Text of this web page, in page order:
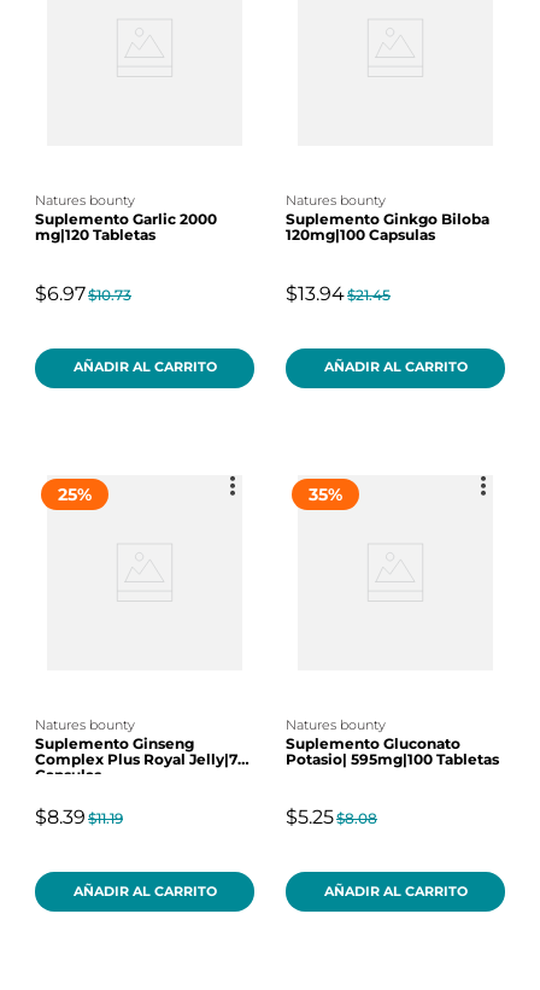
natures bounty
Suplemento Garlic 2000
mg|120 Tabletas
$6.97$10.73
AÑADIR AL CARRITO
natures bounty
Suplemento Ginkgo Biloba
120mg|100 Capsulas
$13.94$21.45
AÑADIR AL CARRITO
25%
natures bounty
Suplemento Ginseng
Complex Plus Royal Jelly|75
Capsulas
$8.39 $11.19
AÑADIR AL CARRITO
35%
natures bounty
Suplemento Gluconato
Potasio| 595mg|100 Tabletas
$5.25$8.08
AÑADIR AL CARRITO